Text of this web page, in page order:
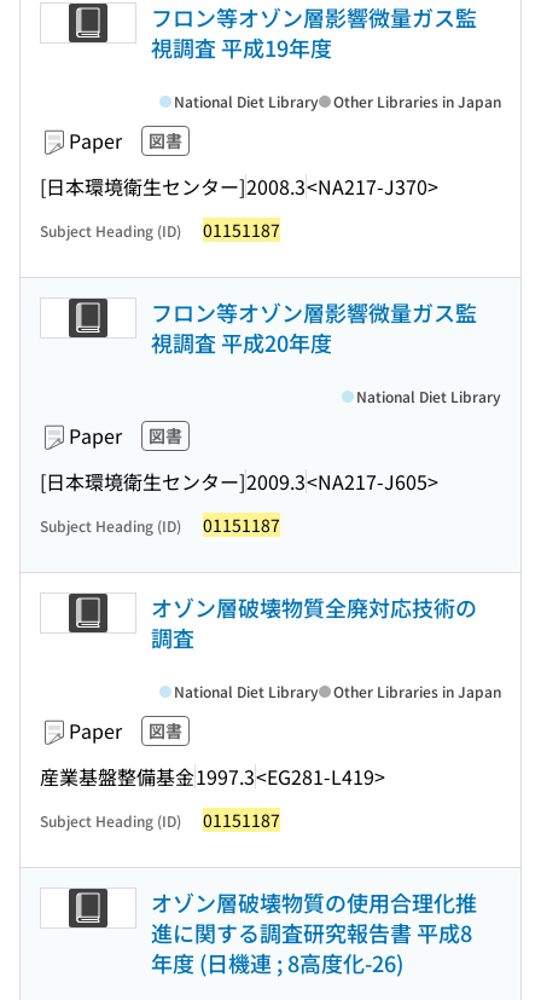
フロン等オゾン層影響微量ガス監
視調査 平成19年度
Paper 図書
[日本環境衛生センター]2008.3<NA217-J370>
National Diet Library Other Libraries in Japan
Subject Heading (ID) 01151187
フロン等オゾン層影響微量ガス監
視調査 平成20年度
Paper 図書
[日本環境衛生センター]2009.3<NA217-J605>
National Diet Library
Subject Heading (ID) 01151187
オゾン層破壊物質全廃対応技術の
調査
Paper 図書
産業基盤整備基金1997.3<EG281-L419>
National Diet Library Other Libraries in Japan
Subject Heading (ID) 01151187
オゾン層破壊物質の使用合理化推
進に関する調査研究報告書 平成8
年度 (日機連 ; 8高度化-26)